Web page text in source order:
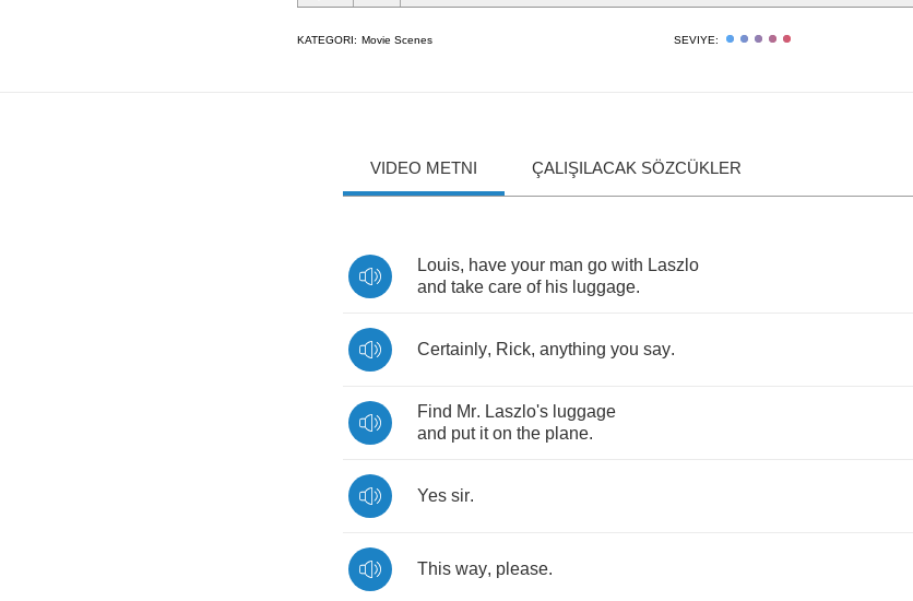
KATEGORI: Movie Scenes SEVIYE:
VIDEO METNI ÇALIŞILACAK SÖZCÜKLER
Louis, have your man go with Laszlo
and take care of his luggage.
Certainly, Rick, anything you say.
Find Mr. Laszlo's luggage
and put it on the plane.
Yes sir.
This way, please.